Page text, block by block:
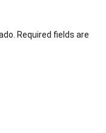
Required fields are